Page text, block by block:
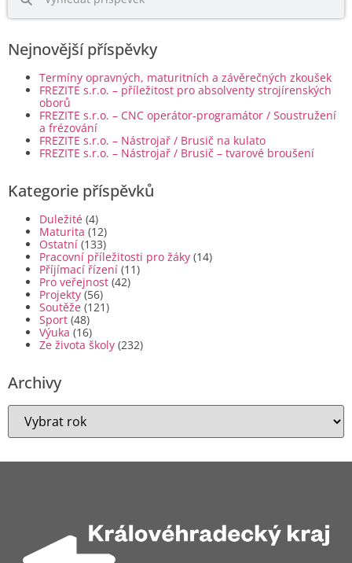
Nejnovější příspěvky
Termíny opravných, maturitních a závěrečných zkoušek
FREZITE s.r.o. – příležitost pro absolventy strojírenských
oborů
FREZITE s.r.o. – CNC operátor-programátor / Soustružení
a frézování
FREZITE s.r.o. – Nástrojař / Brusič na kulato
FREZITE s.r.o. – Nástrojař / Brusič – tvarové broušení
Kategorie příspěvků
Duležité (4)
Maturita (12)
Ostatní (133)
Pracovní příležitosti pro žáky (14)
Příjímací řízení (11)
Pro veřejnost (42)
Projekty (56)
Soutěže (121)
Sport (48)
Výuka (16)
Ze života školy (232)
Archivy